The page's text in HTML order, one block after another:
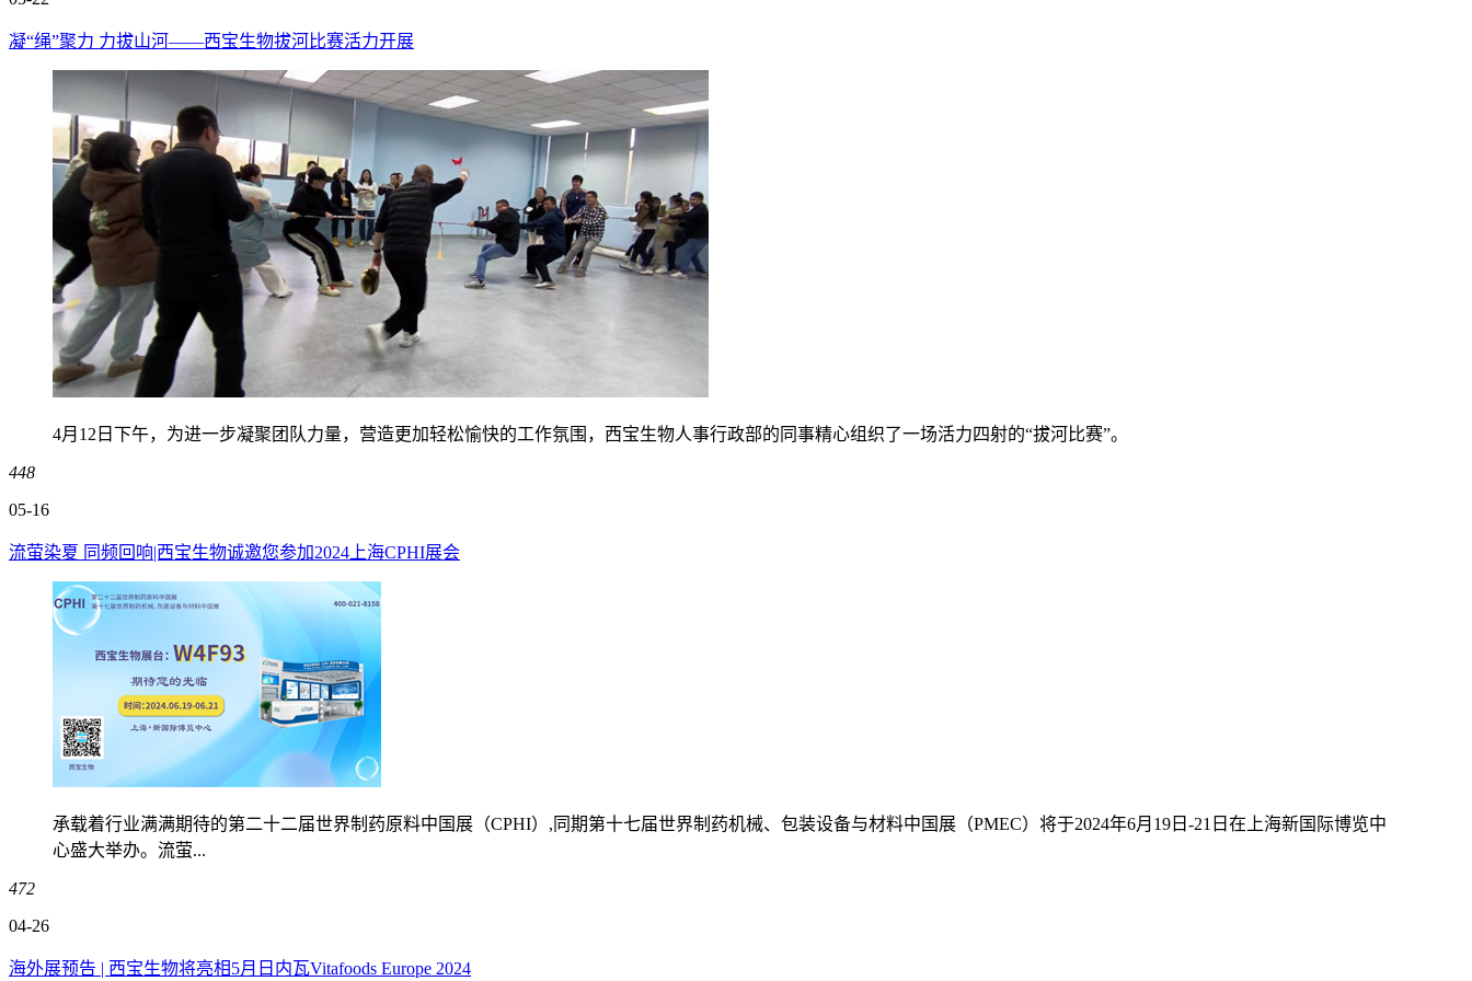
凝“绳”聚力 力拔山河——西宝生物拔河比赛活力开展
4月12日下午，为进一步凝聚团队力量，营造更加轻松愉快的工作氛围，西宝生物人事行政部的同事精心组织了一场活力四射的“拔河比赛”。
448
05-16
流萤染夏 同频回响|西宝生物诚邀您参加2024上海CPHI展会
承载着行业满满期待的第二十二届世界制药原料中国展（CPHI）,同期第十七届世界制药机械、包装设备与材料中国展（PMEC）将于2024年6月19日-21日在上海新国际博览中
心盛大举办。流萤...
472
04-26
海外展预告 | 西宝生物将亮相5月日内瓦Vitafoods Europe 2024